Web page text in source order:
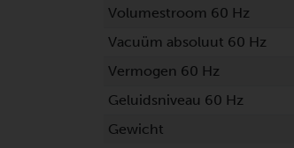
Volumestroom 60 Hz
Vacuüm absoluut 60 Hz
Vermogen 60 Hz
Geluidsniveau 60 Hz
Gewicht